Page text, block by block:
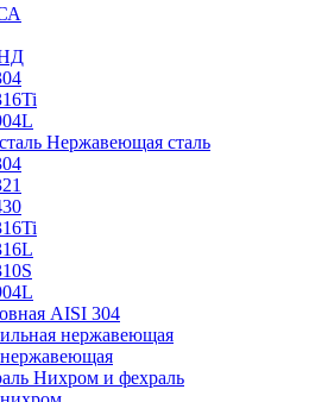
Нержавеющая сталь
AISI 304
нержавеющая
Нихром и фехраль